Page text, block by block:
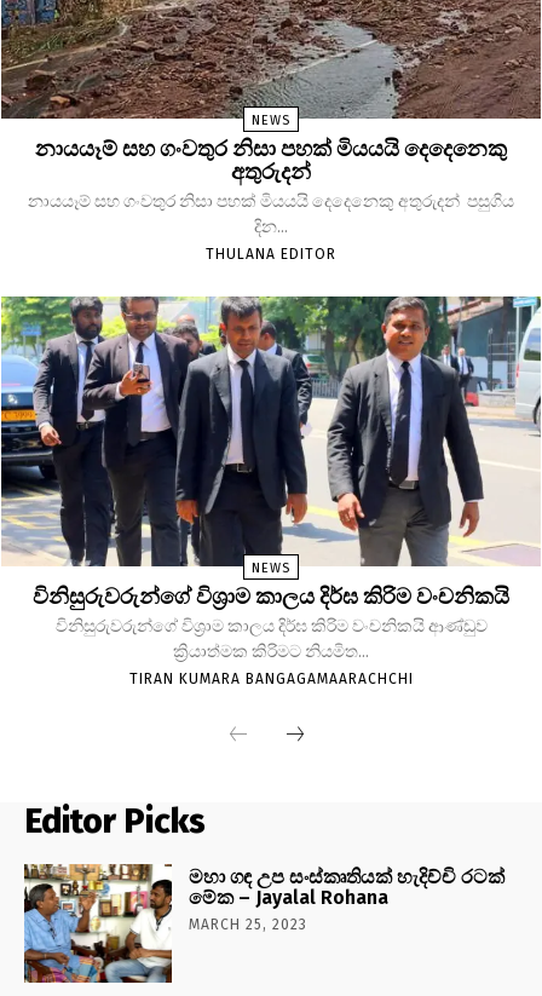
NEWS
නායයෑම් සහ ගංවතුර නිසා පහක් මියයයි දෙදෙනෙකු
අතුරුදන්
නායයෑම් සහ ගංවතුර නිසා පහක් මියයයි දෙදෙනෙකු අතුරුදන් පසුගිය
දින...
THULANA EDITOR
NEWS
විනිසුරුවරුන්ගේ විශ්‍රාම කාලය දිර්ඝ කිරිම වංචනිකයි
විනිසුරුවරුන්ගේ විශ්‍රාම කාලය දිර්ඝ කිරිම වංචනිකයි ආණ්ඩුව
ක්‍රියාත්මක කිරිමට නියමිත...
TIRAN KUMARA BANGAGAMAARACHCHI
Editor Picks
මහා ගඳ උප සංස්කෘතියක් හැදිච්චි රටක්
මේක – Jayalal Rohana
MARCH 25, 2023